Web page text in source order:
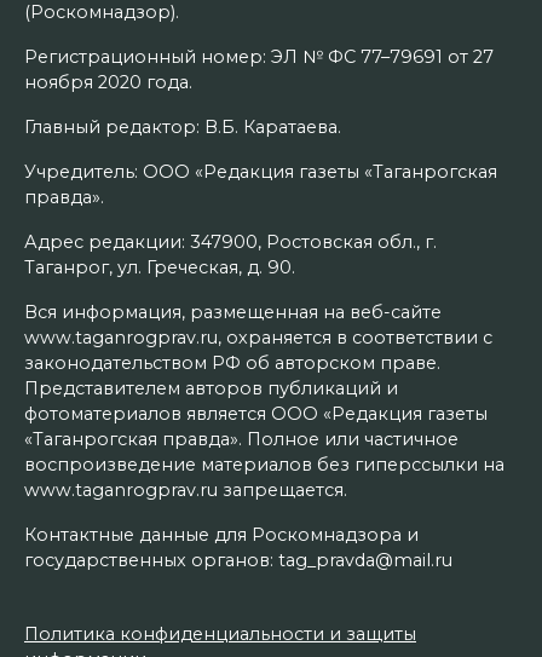
(Роскомнадзор).
Регистрационный номер: ЭЛ № ФС 77–79691 от 27
ноября 2020 года.
Главный редактор: В.Б. Каратаева.
Учредитель: ООО «Редакция газеты «Таганрогская
правда».
Адрес редакции: 347900, Ростовская обл., г.
Таганрог, ул. Греческая, д. 90.
Вся информация, размещенная на веб-сайте
www.taganrogprav.ru, охраняется в соответствии с
законодательством РФ об авторском праве.
Представителем авторов публикаций и
фотоматериалов является ООО «Редакция газеты
«Таганрогская правда». Полное или частичное
воспроизведение материалов без гиперссылки на
www.taganrogprav.ru запрещается.
Контактные данные для Роскомнадзора и
государственных органов: tag_pravda@mail.ru
Политика конфиденциальности и защиты